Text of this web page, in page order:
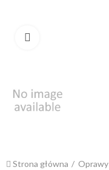
Strona główna Oprawy